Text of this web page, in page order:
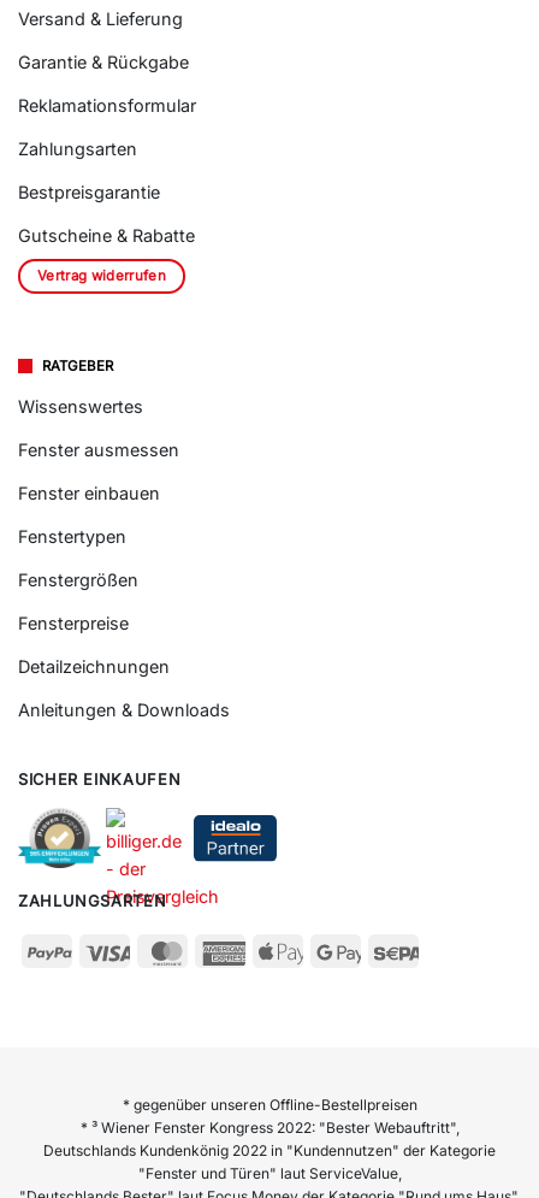
Versand & Lieferung
Garantie & Rückgabe
Reklamationsformular
Zahlungsarten
Bestpreisgarantie
Gutscheine & Rabatte
Vertrag widerrufen
RATGEBER
Wissenswertes
Fenster ausmessen
Fenster einbauen
Fenstertypen
Fenstergrößen
Fensterpreise
Detailzeichnungen
Anleitungen & Downloads
SICHER EINKAUFEN
ZAHLUNGSARTEN
* gegenüber unseren Offline-Bestellpreisen
* ³ Wiener Fenster Kongress 2022: "Bester Webauftritt",
Deutschlands Kundenkönig 2022 in "Kundennutzen" der Kategorie
"Fenster und Türen" laut ServiceValue,